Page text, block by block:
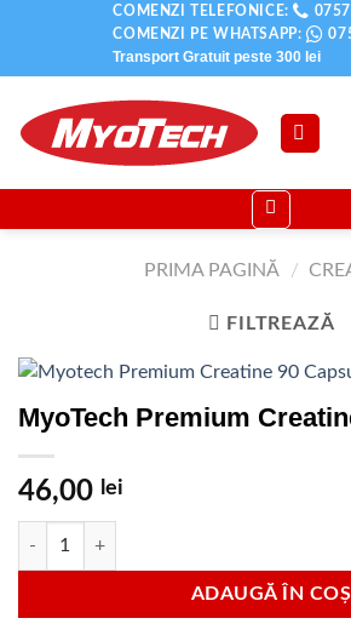
content
COMENZI TELEFONICE:
COMENZI PE WHATSAPP:
Transport Gratuit peste300 lei
PRIMA PAGINĂ /
FILTREAZĂ
MyoTech Premium
46,00 lei
Cantitate MyoTech Premium Creatine, 90
ADAUGĂ ÎN COȘ